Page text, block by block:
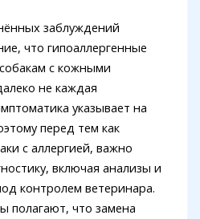
заблуждений
что гипоаллергенные
с кожными
не каждая
указывает на
перед тем как
с аллергией, важно
включая анализы и
контролем ветеринара.
полагают, что замена